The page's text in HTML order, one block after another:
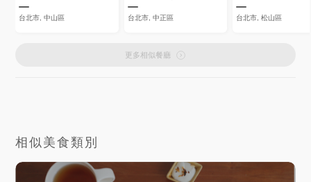
台北市, 中山區 台北市, 中正區 台北市, 松山區
更多相似餐廳
相似美食類別